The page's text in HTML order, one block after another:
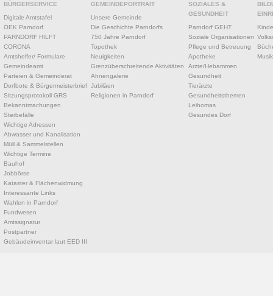
BÜRGERSERVICE
Digitale Amtstafel
ÖEK Parndorf
PARNDORF HILFT
CORONA
Amtshelfer/ Formulare
Gemeindeamt
Parteien & Gemeinderat
Dorfbote & Bürgermeisterbrief
Sitzungsprotokoll GRS
Bekanntmachungen
Sterbefälle
Wichtige Adressen
Abwasser und Kanalisation
Müll & Sammelstellen
Wichtige Termine
Bauhof
Jobbörse
Kataster & Flächenwidmung
Interessante Links
Wahlen in Parndorf
Fundwesen
Amtssignatur
Postpartner
Gebäudeinventar laut EED III
GEMEINDEPORTRAIT
Unsere Gemeinde
Die Geschichte Parndorfs
750 Jahre Parndorf
Topothek
Neuigkeiten
Grenzüberschreitende Aktivitäten
Ahnengalerie
Jubiläen
Religionen in Parndorf
SOZIALES &
GESUNDHEIT
Parndorf GEHT
Soziale Organisationen
Pflege und Betreuung
Apotheke
Ärzte/Hebammen
Gesundheit
Tierärzte
Gesundheitsthemen
Leihomas
Gesundes Dorf